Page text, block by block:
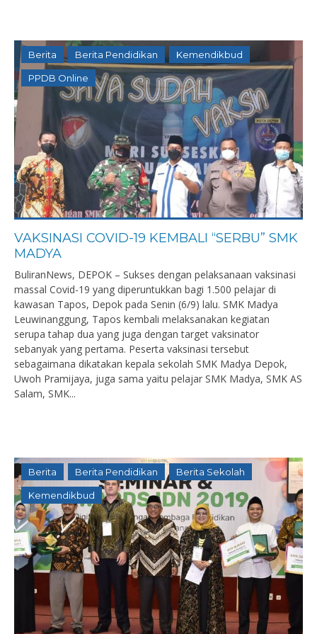
Berita Berita Pendidikan Kemendikbud
PPDB Online
VAKSINASI COVID-19 KEMBALI “SERBU” SMK
MADYA
BuliranNews, DEPOK – Sukses dengan pelaksanaan vaksinasi
massal Covid-19 yang diperuntukkan bagi 1.500 pelajar di
kawasan Tapos, Depok pada Senin (6/9) lalu. SMK Madya
Leuwinanggung, Tapos kembali melaksanakan kegiatan
serupa tahap dua yang juga dengan target vaksinator
sebanyak yang pertama. Peserta vaksinasi tersebut
sebagaimana dikatakan kepala sekolah SMK Madya Depok,
Uwoh Pramijaya, juga sama yaitu pelajar SMK Madya, SMK AS
Salam, SMK...
Berita Berita Pendidikan Berita Sekolah
Kemendikbud